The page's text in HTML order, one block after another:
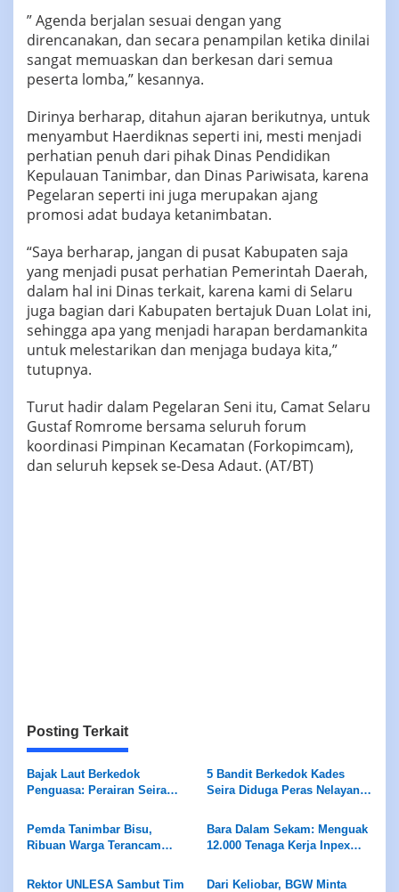
” Agenda berjalan sesuai dengan yang
direncanakan, dan secara penampilan ketika dinilai
sangat memuaskan dan berkesan dari semua
peserta lomba,” kesannya.
Dirinya berharap, ditahun ajaran berikutnya, untuk
menyambut Haerdiknas seperti ini, mesti menjadi
perhatian penuh dari pihak Dinas Pendidikan
Kepulauan Tanimbar, dan Dinas Pariwisata, karena
Pegelaran seperti ini juga merupakan ajang
promosi adat budaya ketanimbatan.
“Saya berharap, jangan di pusat Kabupaten saja
yang menjadi pusat perhatian Pemerintah Daerah,
dalam hal ini Dinas terkait, karena kami di Selaru
juga bagian dari Kabupaten bertajuk Duan Lolat ini,
sehingga apa yang menjadi harapan berdamankita
untuk melestarikan dan menjaga budaya kita,”
tutupnya.
Turut hadir dalam Pegelaran Seni itu, Camat Selaru
Gustaf Romrome bersama seluruh forum
koordinasi Pimpinan Kecamatan (Forkopimcam),
dan seluruh kepsek se-Desa Adaut. (AT/BT)
Posting Terkait
Bajak Laut Berkedok
Penguasa: Perairan Seira
Dirampok Habis!
5 Bandit Berkedok Kades
Seira Diduga Peras Nelayan
Pemda Tanimbar Bisu,
Ribuan Warga Terancam
Masela
Bara Dalam Sekam: Menguak
12.000 Tenaga Kerja Inpex
Rektor UNLESA Sambut Tim
Dari Keliobar, BGW Minta